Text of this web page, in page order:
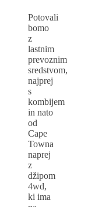
Potovali
bomo
z
lastnim
prevoznim
sredstvom,
najprej
s
kombijem
in nato
od
Cape
Towna
naprej
z
džipom
4wd,
ki ima